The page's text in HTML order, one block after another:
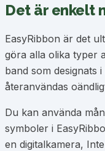
Det är enkelt
EasyRibbon är det
göra alla olika typer
band som designats
återanvändas
Du kan använda
symboler i
en digitalkamera,